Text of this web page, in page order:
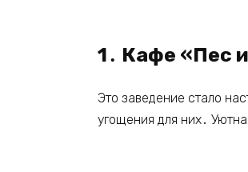
1․ Кафе «Пес
Это заведение стало
угощения для них․